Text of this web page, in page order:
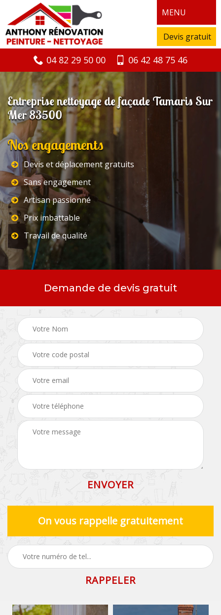
MENU
Devis gratuit
04 82 29 50 00 06 42 48 75 46
Entreprise nettoyage de façade Tamaris Sur
Mer 83500
Nos engagements
Devis et déplacement gratuits
Sans engagement
Artisan passionné
Prix imbattable
Travail de qualité
Demande de devis gratuit
On vous rappelle gratuitement